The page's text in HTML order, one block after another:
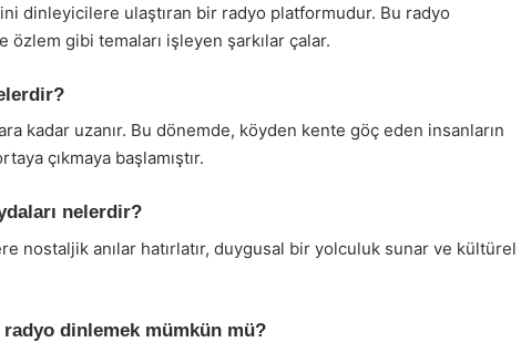
dinleyicilere ulaştıran bir radyo platformudur. Bu radyo
özlem gibi temaları işleyen şarkılar çalar.
kadar uzanır. Bu dönemde, köyden kente göç eden insanların
çıkmaya başlamıştır.
nelerdir?
nostaljik anılar hatırlatır, duygusal bir yolculuk sunar ve kültürel
dinlemek mümkün mü?